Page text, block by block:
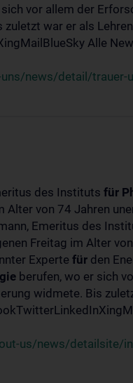
sich vor allem der
war er als
Alle
news/detail/trauer-
des Instituts für
von 74 Jahren
Emeritus des
Freitag im Alter
Experte für den
berufen, wo er sich
widmete. Bis
us/news/detailsite/